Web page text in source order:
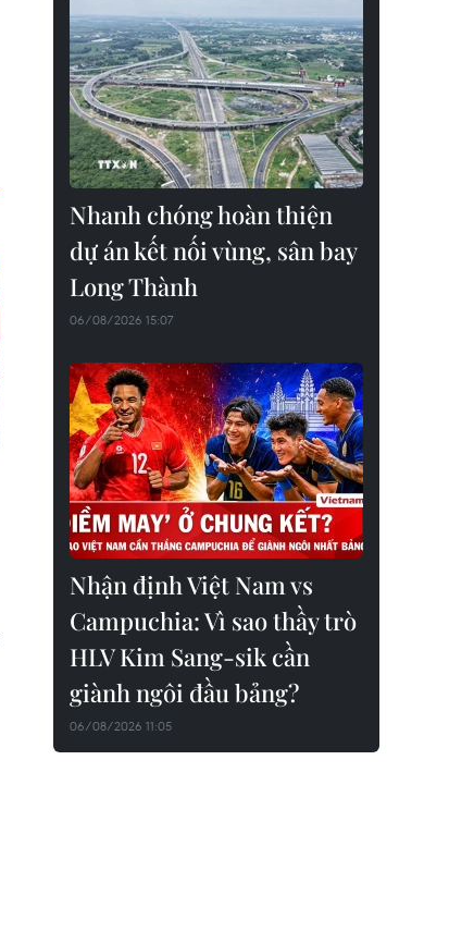
Nhanh chóng hoàn thiện
dự án kết nối vùng, sân bay
Long Thành
06/08/2026 15:07
Nhận định Việt Nam vs
Campuchia: Vì sao thầy trò
HLV Kim Sang-sik cần
giành ngôi đầu bảng?
06/08/2026 11:05